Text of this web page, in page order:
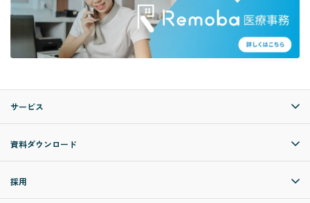
サービス
資料ダウンロード
採用